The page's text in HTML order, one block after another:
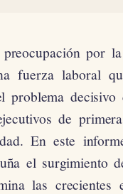
por
fuerza laboral
problema
de
En este
el surgimiento
las